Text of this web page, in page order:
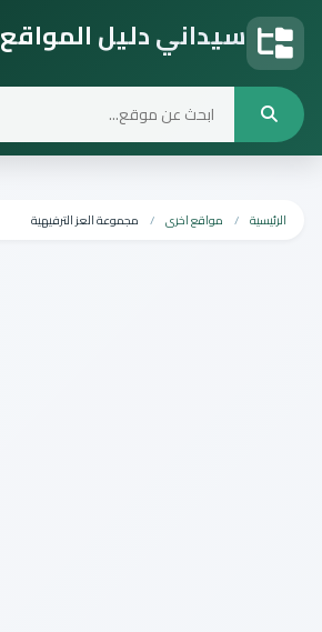
سيداني دليل المواقع
الرئيسية مواقع اخرى مجموعة العز الترفيهية